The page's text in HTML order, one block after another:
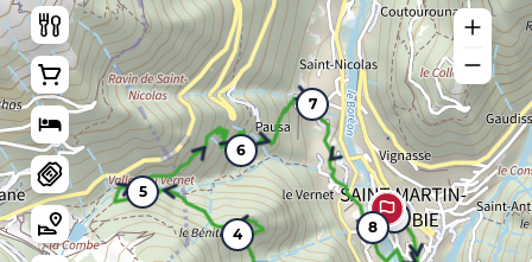
4
5
6
7
8
9